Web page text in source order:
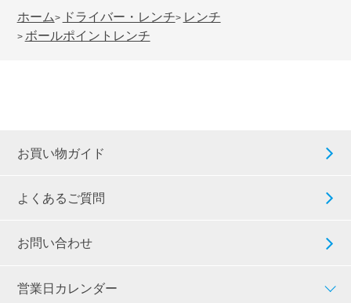
ホーム> ドライバー・レンチ> レンチ
> ボールポイントレンチ
お買い物ガイド
よくあるご質問
お問い合わせ
営業日カレンダー